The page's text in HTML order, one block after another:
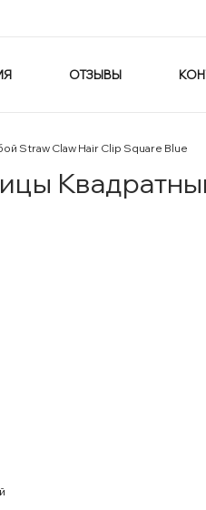
ОТЗЫВЫ
Straw Claw Hair Clip Square Blue